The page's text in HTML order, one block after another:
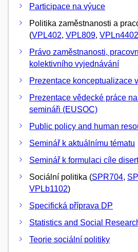
Participace na výuce
Politika zaměstnanosti a
(VPL402, VPL809, VPLn4402
Právo zaměstnanosti,
kolektivního vyjednávání
Prezentace konceptualizace
Prezentace vědecké práce
semináři (EUSOC)
Public policy and human
Seminář k aktuálnímu tématu
Seminář k formulaci cíle
Sociální politika (SPR704,
VPLb1102)
Specifická příprava DP
Statistics and Social
Teorie sociální politiky